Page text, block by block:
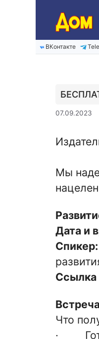
содержимому
ВКонтакте
07.09.2023
Мы
Дата и
Спикер:
Ссылка
Что
·